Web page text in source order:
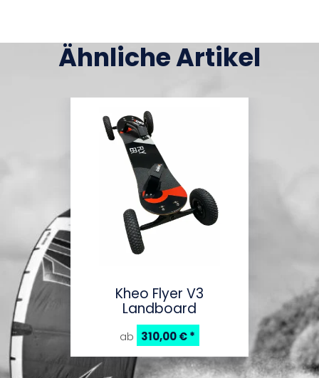
Ähnliche Artikel
Kheo Flyer V3
Landboard
ab 310,00 €*